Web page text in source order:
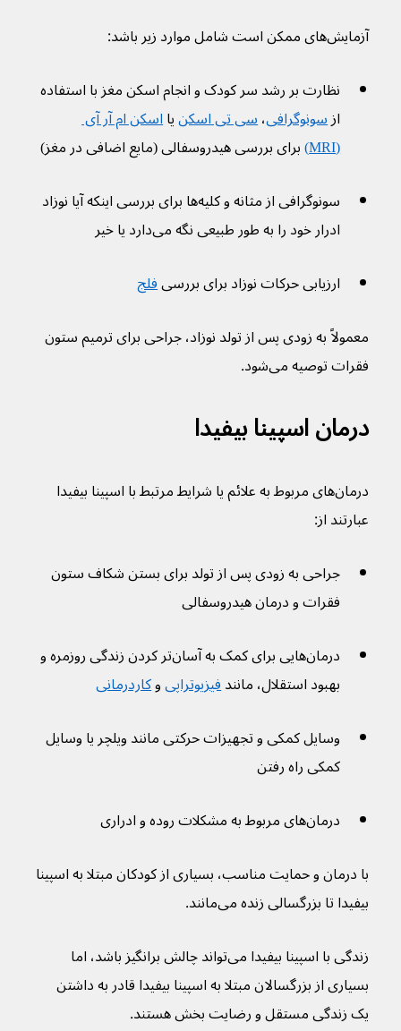
آزمایش‌های ممکن است شامل موارد زیر باشد:
نظارت بر رشد سر کودک و انجام اسکن مغز با استفاده
از سونوگرافی، سی تی اسکن یا اسکن ام آر آی
(MRI)
برای بررسی هیدروسفالی (مایع اضافی در مغز)
سونوگرافی از مثانه و کلیه‌ها برای بررسی اینکه آیا نوزاد
ادرار خود را به طور طبیعی نگه می‌دارد یا خیر
ارزیابی حرکات نوزاد برای بررسی فلج
معمولاً به زودی پس از تولد نوزاد، جراحی برای ترمیم ستون
فقرات توصیه می‌شود.
درمان اسپینا بیفیدا
درمان‌های مربوط به علائم یا شرایط مرتبط با اسپينا بيفيدا
عبارتند از:
جراحی به زودی پس از تولد برای بستن شکاف ستون
فقرات و درمان هیدروسفالی
درمان‌هایی برای کمک به آسان‌تر کردن زندگی روزمره و
بهبود استقلال، مانند فیزیوتراپی و کاردرمانی
وسایل کمکی و تجهیزات حرکتی مانند ویلچر یا وسایل
کمکی راه رفتن
درمان‌های مربوط به مشکلات روده و ادراری
با درمان و حمایت مناسب، بسیاری از کودکان مبتلا به اسپينا
بيفيدا تا بزرگسالی زنده می‌مانند.
زندگی با اسپینا بیفیدا می‌تواند چالش برانگیز باشد، اما
بسیاری از بزرگسالان مبتلا به اسپينا بيفيدا قادر به داشتن
یک زندگی مستقل و رضایت بخش هستند.